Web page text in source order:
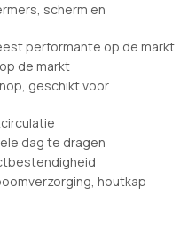
scherm en
performante op de markt
de markt
geschikt voor
dag te dragen
houtkap